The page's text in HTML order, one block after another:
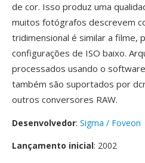
de cor. Isso produz uma
muitos fotógrafos descrevem
tridimensional é similar a filme,
configurações de ISO baixo.
processados usando o software
também são suportados por
outros conversores RAW.
Desenvolvedor: Sigma / Foveon
Lançamento inicial: 2002